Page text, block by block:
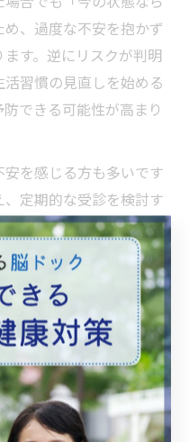
、過度な不安を抱かず
す。逆にリスクが判明
習慣の見直しを始める
できる可能性が高まり
を感じる方も多いです
定期的な受診を検討す
以降や生活習慣病をお
ための心強いサポートと
特徴を解説
におすすめされていま
の家族歴がある方や、
症などの生活習慣病を